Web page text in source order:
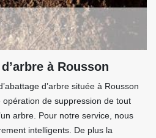
à Rousson
d’arbre située à Rousson
de suppression de tout
arbre. Pour notre service, nous
intelligents. De plus la